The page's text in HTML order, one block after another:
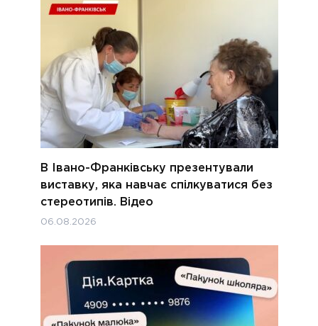
В Івано-Франківську презентували
виставку, яка навчає спілкуватися без
стереотипів. Відео
06.08.2026